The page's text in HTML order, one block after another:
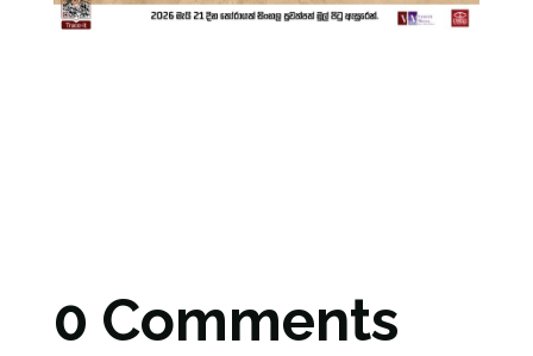
0 Comments